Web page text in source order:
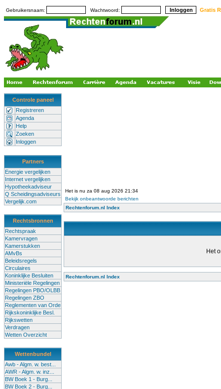
Gebruikersnaam: Wachtwoord: Gratis
Controle paneel
Registreren
Agenda
Help
Zoeken
Inloggen
Partners
Energie vergelijken
Internet vergelijken
Hypotheekadviseur
Q Scheidingsadviseurs
Vergelijk.com
Rechtsbronnen
Rechtspraak
Kamervragen
Kamerstukken
AMvBs
Beleidsregels
Circulaires
Koninklijke Besluiten
Ministeriële Regelingen
Regelingen PBO/OLBB
Regelingen ZBO
Reglementen van Orde
Rijkskoninklijke Besl.
Rijkswetten
Verdragen
Wetten Overzicht
Wettenbundel
Awb - Algm. w. best...
AWR - Algm. w. inz...
BW Boek 1 - Burg...
BW Boek 2 - Burg...
Het is nu za 08 aug 2026 21:34
Bekijk onbeantwoorde berichten
Rechtenforum.nl Index
Het
Rechtenforum.nl Index